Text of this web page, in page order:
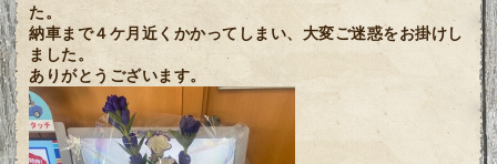
た。
納車まで４ケ月近くかかってしまい、大変ご迷惑をお掛けし
ました。
ありがとうございます。